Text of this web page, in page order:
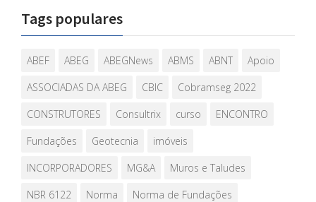
Tags populares
ABEF ABEG ABEGNews ABMS ABNT
Apoio
ASSOCIADAS DA ABEG
CBIC
Cobramseg 2022
CONSTRUTORES
Consultrix curso
ENCONTRO
Fundações
Geotecnia
imóveis
INCORPORADORES
MG&A
Muros e Taludes
NBR 6122
Norma
Norma de Fundações